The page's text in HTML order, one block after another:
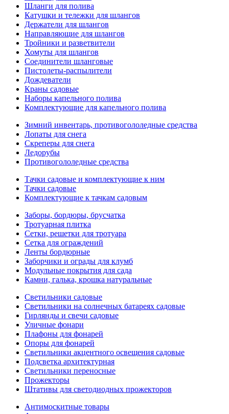
Шланги для полива
Катушки и тележки для шлангов
Держатели для шлангов
Направляющие для шлангов
Тройники и разветвители
Хомуты для шлангов
Соединители шланговые
Пистолеты-распылители
Дождеватели
Краны садовые
Наборы капельного полива
Комплектующие для капельного полива
Зимний инвентарь, противогололедные средства
Лопаты для снега
Скреперы для снега
Ледорубы
Противогололедные средства
Тачки садовые и комплектующие к ним
Тачки садовые
Комплектующие к тачкам садовым
Заборы, бордюры, брусчатка
Тротуарная плитка
Сетки, решетки для тротуара
Сетка для ограждений
Ленты бордюрные
Заборчики и ограды для клумб
Модульные покрытия для сада
Камни, галька, крошка натуральные
Светильники садовые
Светильники на солнечных батареях садовые
Гирлянды и свечи садовые
Уличные фонари
Плафоны для фонарей
Опоры для фонарей
Светильники акцентного освещения садовые
Подсветка архитектурная
Светильники переносные
Прожекторы
Штативы для светодиодных прожекторов
Антимоскитные товары